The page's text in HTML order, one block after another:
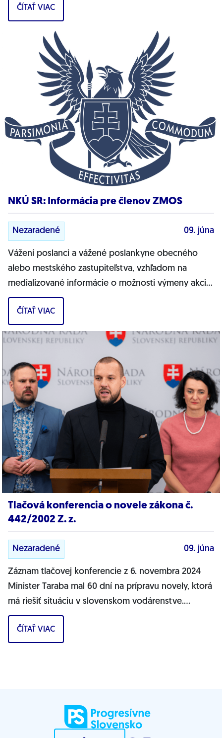
spoločností....
ČÍTAŤ VIAC
NKÚ SR: Informácia pre členov ZMOS
Nezaradené 09. júna
Vážení poslanci a vážené poslankyne obecného
alebo mestského zastupiteľstva, vzhľadom na
medializované informácie o možnosti výmeny akcií
Východoslovenskej vodárenskej...
ČÍTAŤ VIAC
Tlačová konferencia o novele zákona č.
442/2002 Z. z.
Nezaradené 09. júna
Záznam tlačovej konferencie z 6. novembra 2024
Minister Taraba mal 60 dní na prípravu novely, ktorá
má riešiť situáciu v slovenskom vodárenstve.
Výsledkom je len nedostatočný návrh,...
ČÍTAŤ VIAC